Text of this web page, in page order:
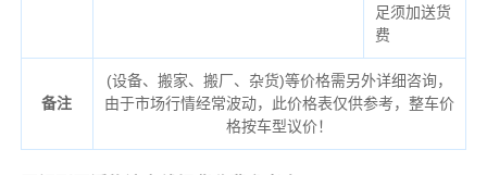
足须加送货
费
备注
(设备、搬家、搬厂、杂货)等价格需另外详细咨询，
由于市场行情经常波动，此价格表仅供参考，整车价
格按车型议价！